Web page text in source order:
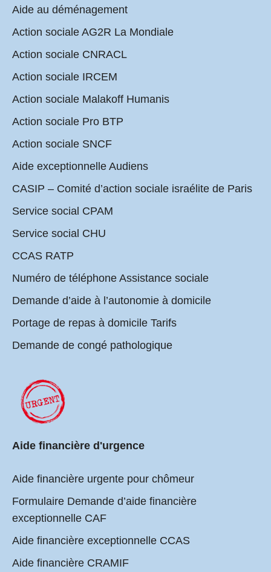
Aide au déménagement
Action sociale AG2R La Mondiale
Action sociale CNRACL
Action sociale IRCEM
Action sociale Malakoff Humanis
Action sociale Pro BTP
Action sociale SNCF
Aide exceptionnelle Audiens
CASIP – Comité d’action sociale israélite de Paris
Service social CPAM
Service social CHU
CCAS RATP
Numéro de téléphone Assistance sociale
Demande d’aide à l’autonomie à domicile
Portage de repas à domicile Tarifs
Demande de congé pathologique
Aide financière d'urgence
Aide financière urgente pour chômeur
Formulaire Demande d’aide financière
exceptionnelle CAF
Aide financière exceptionnelle CCAS
Aide financière CRAMIF